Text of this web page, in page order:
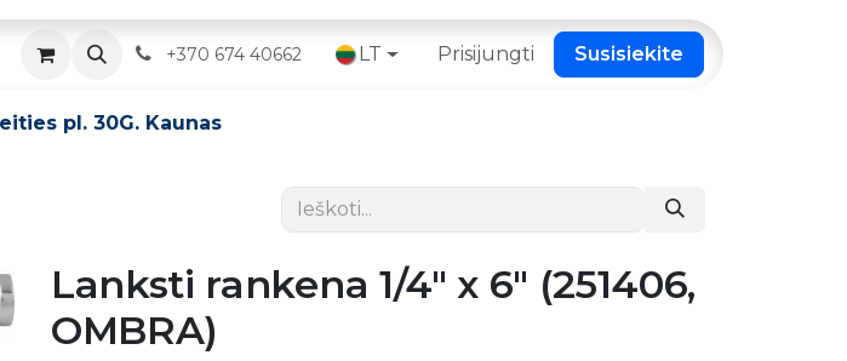
Servisas Kontaktai
+370 674 40662 LT Prisijungti Susisiekite
pl. 30G. Kaunas
Lanksti rankena 1/4" x 6" (251406,
OMBRA)